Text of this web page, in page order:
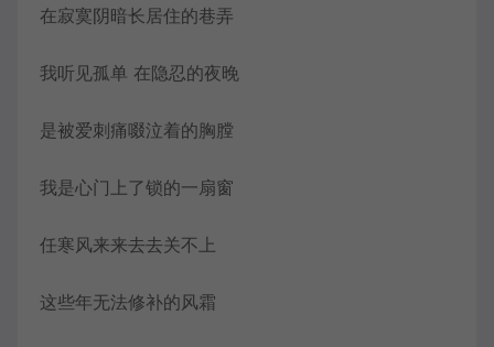
在寂寞阴暗长居住的巷弄
我听见孤单 在隐忍的夜晚
是被爱刺痛啜泣着的胸膛
我是心门上了锁的一扇窗
任寒风来来去去关不上
这些年无法修补的风霜